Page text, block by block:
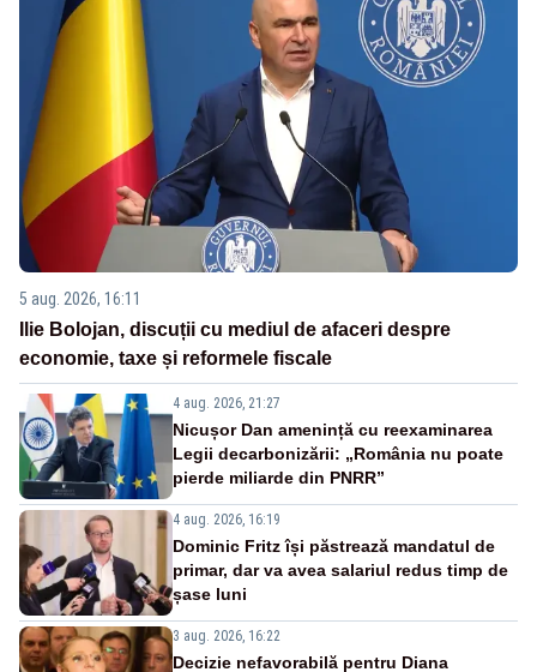
5 aug. 2026, 16:11
Ilie Bolojan, discuții cu mediul de afaceri despre
economie, taxe și reformele fiscale
4 aug. 2026, 21:27
Nicușor Dan amenință cu reexaminarea
Legii decarbonizării: „România nu poate
pierde miliarde din PNRR”
4 aug. 2026, 16:19
Dominic Fritz își păstrează mandatul de
primar, dar va avea salariul redus timp de
șase luni
3 aug. 2026, 16:22
Decizie nefavorabilă pentru Diana